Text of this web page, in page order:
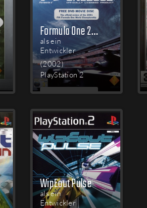
Formula One 2002
als ein
Entwickler
(2002)
PlayStation 2
MEHR
WipEout Pulse
als ein
Entwickler